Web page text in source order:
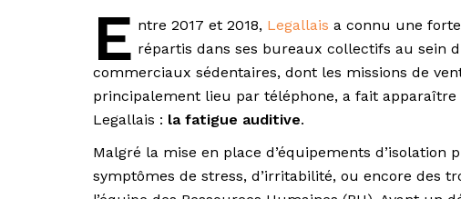
E ntre 2017 et 2018, Legallais a connu une
répartis dans ses bureaux collectifs au sein
commerciaux sédentaires, dont les missions de
principalement lieu par téléphone, a fait
Legallais : la fatigue auditive.
Malgré la mise en place d’équipements
symptômes de stress, d’irritabilité, ou encore des